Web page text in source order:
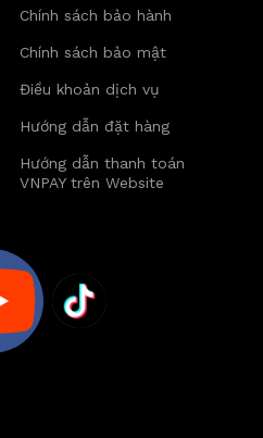
Chính sách bảo hành
Chính sách bảo mật
Điều khoản dịch vụ
Hướng dẫn đặt hàng
Hướng dẫn thanh toán
VNPAY trên Website